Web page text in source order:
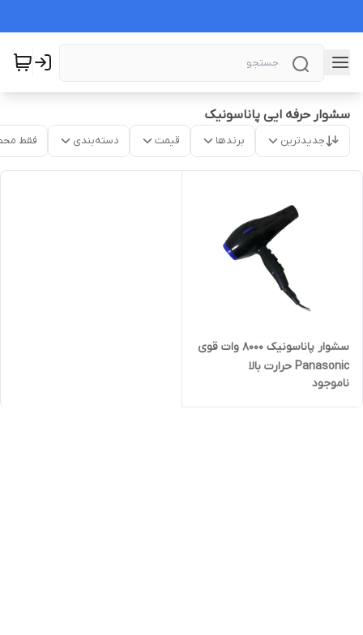
سشوار حرفه ایی پاناسونیک
جدیدترین برندها قیمت دسته‌بندی فقط
سشوار پاناسونیک 8000 وات قوی
Panasonic حرارت بالا
سشوآر قوی
ناموجود